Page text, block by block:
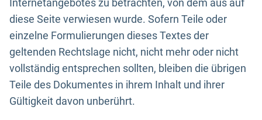
Internetangebotes zu betrachten, von dem aus auf
diese Seite verwiesen wurde. Sofern Teile oder
einzelne Formulierungen dieses Textes der
geltenden Rechtslage nicht, nicht mehr oder nicht
vollständig entsprechen sollten, bleiben die übrigen
Teile des Dokumentes in ihrem Inhalt und ihrer
Gültigkeit davon unberührt.